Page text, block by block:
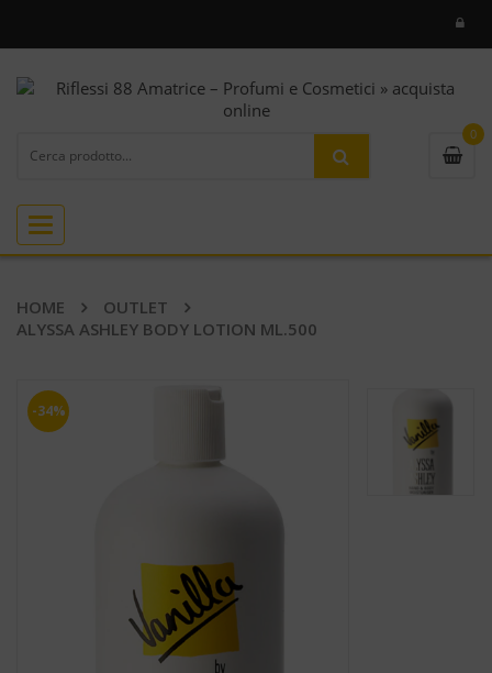
0
Toggle
navigation
HOME
OUTLET
ALYSSA ASHLEY BODY LOTION ML.500
-34%